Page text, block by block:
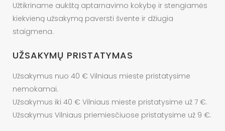
Užtikriname aukštą aptarnavimo kokybę ir stengiamės
kiekvieną užsakymą paversti švente ir džiugia
staigmena.
UŽSAKYMŲ PRISTATYMAS
Užsakymus nuo 40 € Vilniaus mieste pristatysime
nemokamai.
Užsakymus iki 40 € Vilniaus mieste pristatysime už 7 €.
Užsakymus Vilniaus priemiesčiuose pristatysime už 9 €.